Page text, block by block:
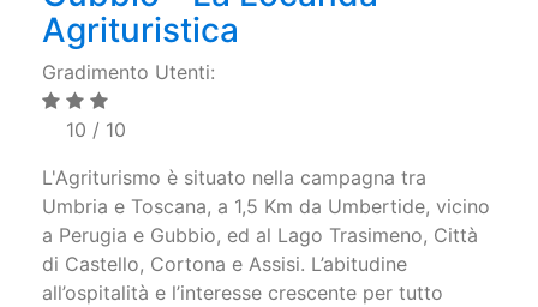
Agrituristica
Gradimento Utenti:
10 / 10
L'Agriturismo è situato nella campagna tra
Umbria e Toscana, a 1,5 Km da Umbertide, vicino
a Perugia e Gubbio, ed al Lago Trasimeno, Città
di Castello, Cortona e Assisi. L’abitudine
all’ospitalità e l’interesse crescente per tutto